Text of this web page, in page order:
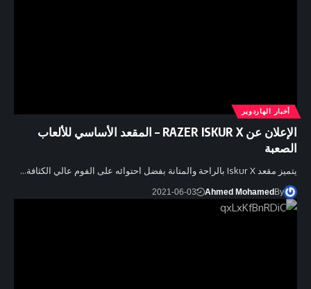
أخبار الهاردوير
الإعلان عن RAZER ISKUR X – المقعد الأساسي للألعاب
الصعبة
يتميز مقعد Iskur X بالراحة والمتانة بفضل احتوائه على الفوم عالي الكثافة…
By
Ahmed Mohamed
2021-06-03